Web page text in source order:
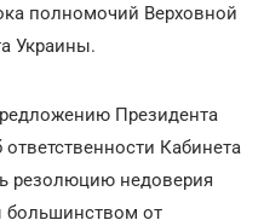
полномочий Верховной
Украины.
Президента
Кабинета
резолюцию недоверия
большинством от